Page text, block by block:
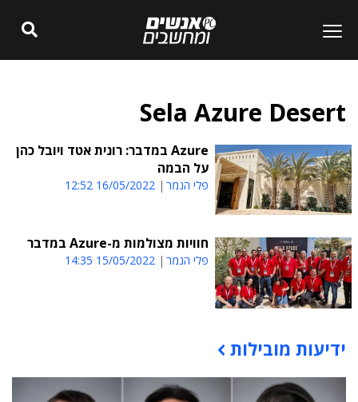
Sela Azure Desert
Azure במדבר: רונית אטד ויובל כהן
על הבמה
פלי הנמר 16/05/2022 12:52
חוויות מצולמות מ-Azure במדבר
פלי הנמר 15/05/2022 14:35
תוכן פרסומי
ידיעות מובילות